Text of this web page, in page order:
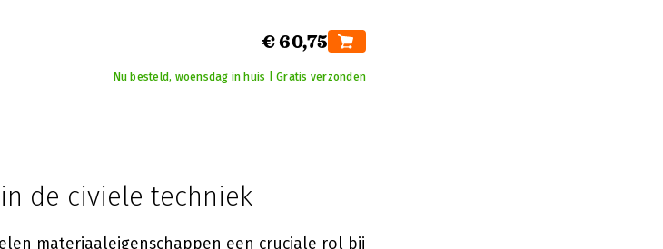
€ 60,75
Nu besteld, woensdag in huis | Gratis verzonden
de civiele techniek
materiaaleigenschappen een cruciale rol bij